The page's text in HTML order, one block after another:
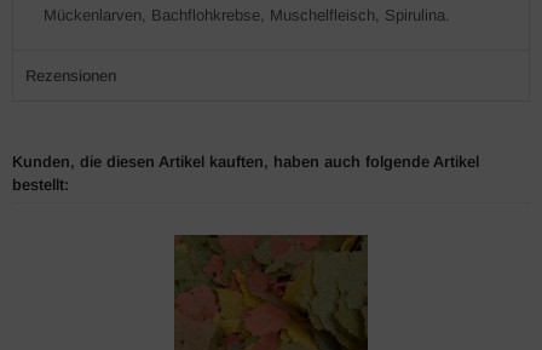
Mückenlarven, Bachflohkrebse, Muschelfleisch, Spirulina.
Rezensionen
Kunden, die diesen Artikel kauften, haben auch folgende Artikel
bestellt: